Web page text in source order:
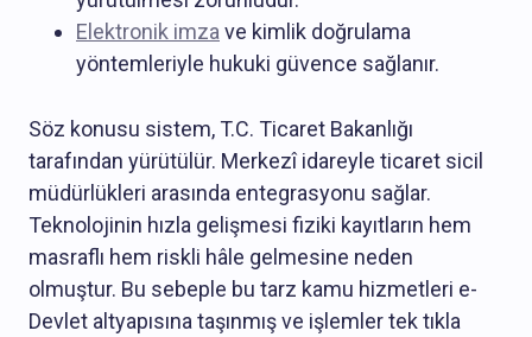
Elektronik imza ve kimlik doğrulama
yöntemleriyle hukuki güvence sağlanır.
Söz konusu sistem, T.C. Ticaret Bakanlığı
tarafından yürütülür. Merkezî idareyle ticaret sicil
müdürlükleri arasında entegrasyonu sağlar.
Teknolojinin hızla gelişmesi fiziki kayıtların hem
masraflı hem riskli hâle gelmesine neden
olmuştur. Bu sebeple bu tarz kamu hizmetleri e-
Devlet altyapısına taşınmış ve işlemler tek tıkla